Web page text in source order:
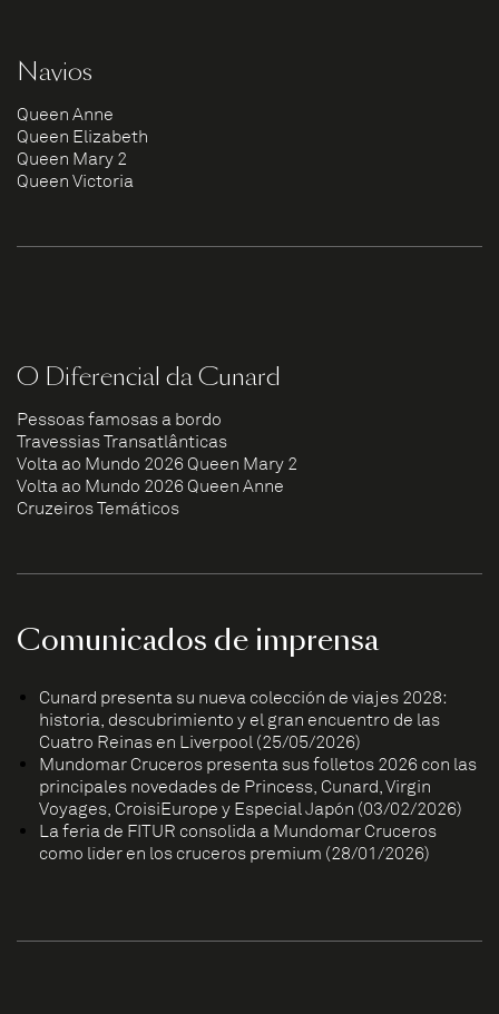
Navios
Queen Anne
Queen Elizabeth
Queen Mary 2
Queen Victoria
O Diferencial da Cunard
Pessoas famosas a bordo
Travessias Transatlânticas
Volta ao Mundo 2026 Queen Mary 2
Volta ao Mundo 2026 Queen Anne
Cruzeiros Temáticos
Comunicados de imprensa
Cunard presenta su nueva colección de viajes 2028:
historia, descubrimiento y el gran encuentro de las
Cuatro Reinas en Liverpool (25/05/2026)
Mundomar Cruceros presenta sus folletos 2026 con las
principales novedades de Princess, Cunard, Virgin
Voyages, CroisiEurope y Especial Japón (03/02/2026)
La feria de FITUR consolida a Mundomar Cruceros
como líder en los cruceros premium (28/01/2026)